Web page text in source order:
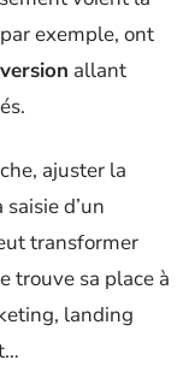
exemple, ont
allant
ajuster la
d’un
transformer
trouve sa place à
landing